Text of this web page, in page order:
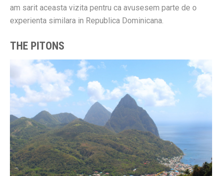
am sarit aceasta vizita pentru ca avusesem parte de o
experienta similara in Republica Dominicana.
THE PITONS